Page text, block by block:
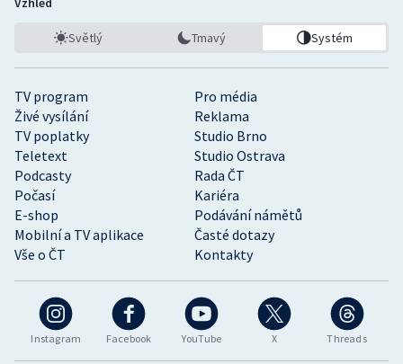
Instagram Facebook YouTube X Threads
TV program
Pro média
Živé vysílání
Reklama
TV poplatky
Studio Brno
Teletext
Studio Ostrava
Podcasty
Rada ČT
Počasí
Kariéra
E-shop
Podávání námětů
Mobilní a TV aplikace
Časté dotazy
Vše o ČT
Kontakty
Světlý Tmavý Systém